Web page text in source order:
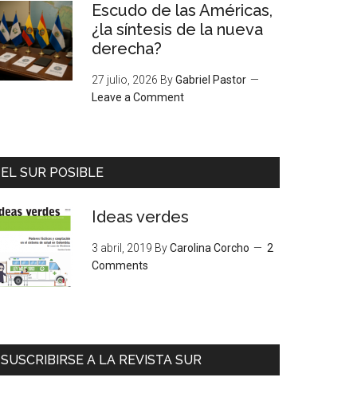
Escudo de las Américas,
¿la síntesis de la nueva
derecha?
27 julio, 2026 ByGabriel Pastor
Leave a Comment
EL SUR POSIBLE
Ideas verdes
3 abril, 2019 ByCarolina Corcho
2
Comments
SUSCRIBIRSE A LA REVISTA SUR